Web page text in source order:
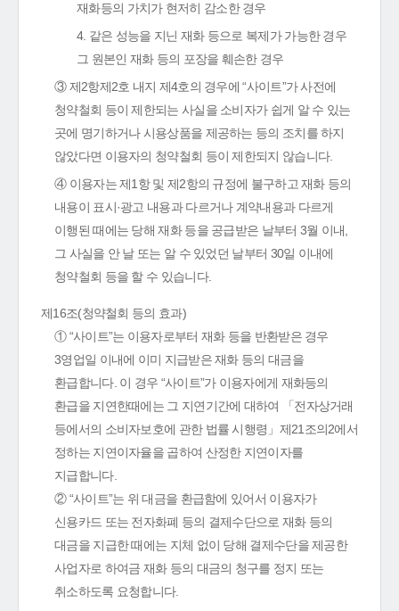
재화등의 가치가 현저히 감소한 경우
4. 같은 성능을 지닌 재화 등으로 복제가 가능한 경우
그 원본인 재화 등의 포장을 훼손한 경우
③ 제2항제2호 내지 제4호의 경우에 “사이트”가 사전에
청약철회 등이 제한되는 사실을 소비자가 쉽게 알 수 있는
곳에 명기하거나 시용상품을 제공하는 등의 조치를 하지
않았다면 이용자의 청약철회 등이 제한되지 않습니다.
④ 이용자는 제1항 및 제2항의 규정에 불구하고 재화 등의
내용이 표시·광고 내용과 다르거나 계약내용과 다르게
이행된 때에는 당해 재화 등을 공급받은 날부터 3월 이내,
그 사실을 안 날 또는 알 수 있었던 날부터 30일 이내에
청약철회 등을 할 수 있습니다.
제16조(청약철회 등의 효과)
① “사이트”는 이용자로부터 재화 등을 반환받은 경우
3영업일 이내에 이미 지급받은 재화 등의 대금을
환급합니다. 이 경우 “사이트”가 이용자에게 재화등의
환급을 지연한때에는 그 지연기간에 대하여 「전자상거래
등에서의 소비자보호에 관한 법률 시행령」제21조의2에서
정하는 지연이자율을 곱하여 산정한 지연이자를
지급합니다.
② “사이트”는 위 대금을 환급함에 있어서 이용자가
신용카드 또는 전자화폐 등의 결제수단으로 재화 등의
대금을 지급한 때에는 지체 없이 당해 결제수단을 제공한
사업자로 하여금 재화 등의 대금의 청구를 정지 또는
취소하도록 요청합니다.